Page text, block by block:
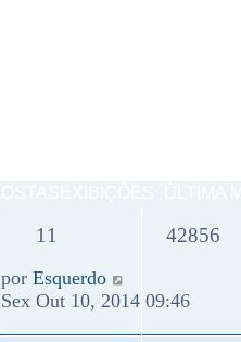
11 42856
por Esquerdo
Sex Out 10, 2014 09:46